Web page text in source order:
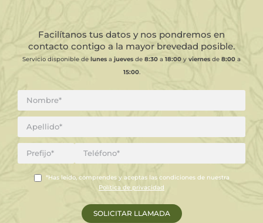
Facilítanos tus datos y nos pondremos en
contacto contigo a la mayor brevedad posible.
Servicio disponible de lunes a jueves de 8:30 a 18:00 y viernes de 8:00 a
15:00.
*Has leído, comprendes y aceptas las condiciones de nuestra
Política de privacidad